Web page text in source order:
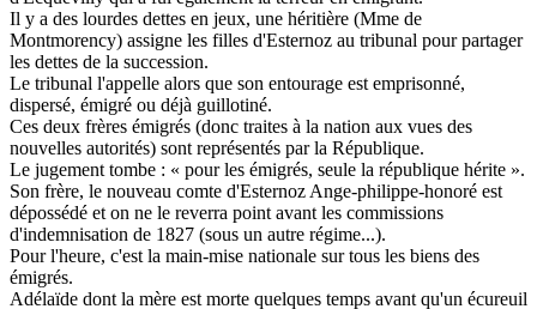
Il y a des lourdes dettes en jeux, une héritière (Mme de
Montmorency) assigne les filles d'Esternoz au tribunal pour partager
les dettes de la succession.
Le tribunal l'appelle alors que son entourage est emprisonné,
dispersé, émigré ou déjà guillotiné.
Ces deux frères émigrés (donc traites à la nation aux vues des
nouvelles autorités) sont représentés par la République.
Le jugement tombe : « pour les émigrés, seule la république hérite ».
Son frère, le nouveau comte d'Esternoz Ange-philippe-honoré est
dépossédé et on ne le reverra point avant les commissions
d'indemnisation de 1827 (sous un autre régime...).
Pour l'heure, c'est la main-mise nationale sur tous les biens des
émigrés.
Adélaïde dont la mère est morte quelques temps avant qu'un écureuil